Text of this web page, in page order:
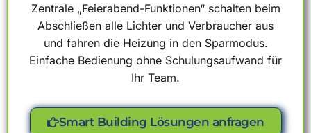
Zentrale „Feierabend-Funktionen“ schalten beim
Abschließen alle Lichter und Verbraucher aus
und fahren die Heizung in den Sparmodus.
Einfache Bedienung ohne Schulungsaufwand für
Ihr Team.
Smart Building Lösungen anfragen